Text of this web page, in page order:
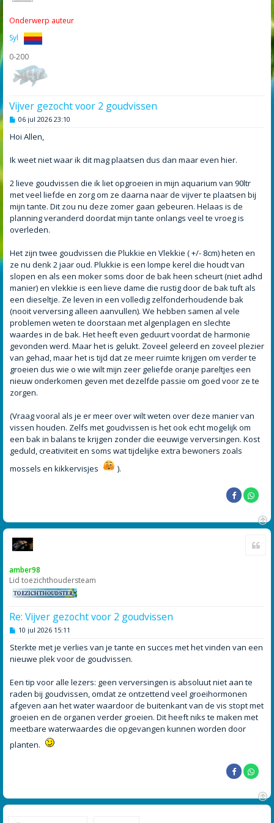
Onderwerp auteur
Syl
0-200
Vijver gezocht voor 2 goudvissen
B
r
i
h
06 jul 2026 23:10
Hoi Allen,
Ik weet niet waar ik dit mag plaatsen dus dan maar even hier.
2 lieve goudvissen die ik liet opgroeien in mijn aquarium van 90ltr
met veel liefde en zorg om ze daarna naar de vijver te plaatsen bij
mijn tante. Dit zou nu deze zomer gaan gebeuren. Helaas is de
planning veranderd doordat mijn tante onlangs veel te vroeg is
overleden.
Het zijn twee goudvissen die Plukkie en Vlekkie ( +/- 8cm) heten en
ze nu denk 2 jaar oud. Plukkie is een lompe kerel die houdt van
slopen en als een moker soms door de bak heen scheurt (niet adhd
manier) en vlekkie is een lieve dame die rustig door de bak tuft als
een dieseltje. Ze leven in een volledig zelfonderhoudende bak
(nooit verversing alleen aanvullen). We hebben samen al vele
problemen weten te doorstaan met algenplagen en slechte
waardes in de bak. Het heeft even geduurt voordat de harmonie
gevonden werd. Maar het is gelukt. Zoveel geleerd en zoveel plezier
van gehad, maar het is tijd dat ze meer ruimte krijgen om verder te
groeien dus wie o wie wilt mijn zeer geliefde oranje pareltjes een
nieuw onderkomen geven met dezelfde passie om goed voor ze te
zorgen.
(Vraag vooral als je er meer over wilt weten over deze manier van
vissen houden. Zelfs met goudvissen is het ook echt mogelijk om
een bak in balans te krijgen zonder die eeuwige verversingen. Kost
geduld, creativiteit en soms wat tijdelijke extra bewoners zoals
mossels en kikkervisjes
).
O
amber98
Lid toezichthoudersteam
Re: Vijver gezocht voor 2 goudvissen
B
r
i
c
10 jul 2026 15:11
Sterkte met je verlies van je tante en succes met het vinden van een
nieuwe plek voor de goudvissen.
Een tip voor alle lezers: geen verversingen is absoluut niet aan te
raden bij goudvissen, omdat ze ontzettend veel groeihormonen
afgeven aan het water waardoor de buitenkant van de vis stopt met
groeien en de organen verder groeien. Dit heeft niks te maken met
meetbare waterwaardes die opgevangen kunnen worden door
planten.
O